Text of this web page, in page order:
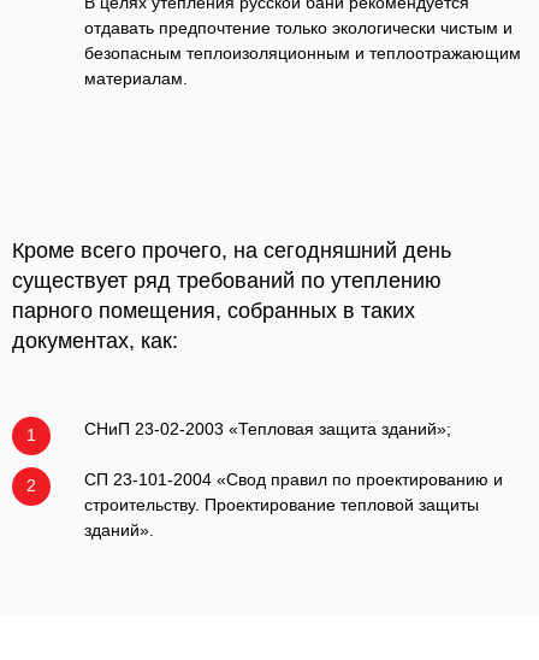
отдавать предпочтение только экологически чистым и
безопасным теплоизоляционным и теплоотражающим
материалам.
Кроме всего прочего, на сегодняшний день
существует ряд требований по утеплению
парного помещения, собранных в таких
документах, как:
1 СНиП 23-02-2003 «Тепловая защита зданий»;
2
СП 23-101-2004 «Свод правил по проектированию и
строительству. Проектирование тепловой защиты
зданий».